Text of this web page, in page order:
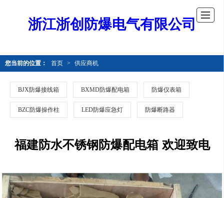
浙江浙创防爆电气有限公司
您当前的位置： 首页 > 供应商机
BJX防爆接线箱 BXMD防爆配电箱 防爆仪表箱
BZC防爆操作柱 LED防爆应急灯 防爆断路器
福建防水不锈钢防爆配电箱 欢迎致电